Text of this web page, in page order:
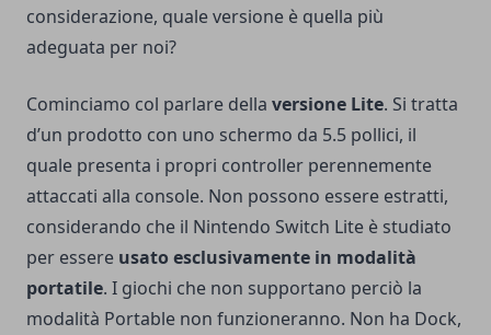
considerazione, quale versione è quella più
adeguata per noi?
Cominciamo col parlare della versione Lite. Si tratta
d’un prodotto con uno schermo da 5.5 pollici, il
quale presenta i propri controller perennemente
attaccati alla console. Non possono essere estratti,
considerando che il Nintendo Switch Lite è studiato
per essere usato esclusivamente in modalità
portatile. I giochi che non supportano perciò la
modalità Portable non funzioneranno. Non ha Dock,